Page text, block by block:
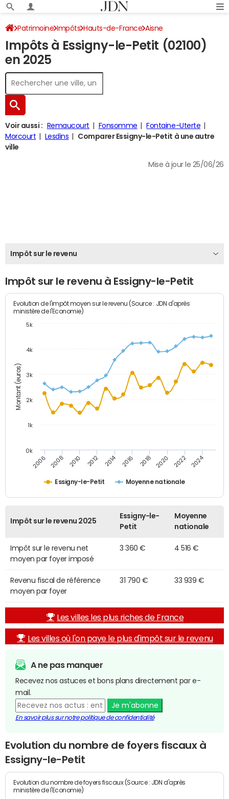
Patrimoine Impôts Hauts-de-France Aisne
Essigny-le-Petit Impôt sur le revenu
Impôts à Essigny-le-Petit (02100)
en 2025
Voir aussi : Remaucourt Fonsomme
Fontaine-Uterte
Morcourt
Lesdins
Comparer Essigny-le-Petit à une autre
ville
Mise à jour le 25/06/26
Impôt sur le revenu
Impôt sur le revenu à Essigny-le-Petit
Montant (euros)
Evolution de l'impôt moyen sur le revenu (Source : JDN d'après
ministère de l'Economie)
Essigny-le-Petit Moyenne nationale
2006 2008 2010 2012 2014 2016 2018 2020 2022 2024
0k
1k
2k
3k
4k
5k
Impôt sur le revenu 2025
Essigny-le-
Petit
Moyenne
nationale
Impôt sur le revenu net
moyen par foyer imposé
3 360 € 4 516 €
Revenu fiscal de référence
moyen par foyer
31 790 € 33 939 €
Les villes les plus riches de France
Les villes où l'on paye le plus d'impôt sur le revenu
A ne pas manquer
Recevez nos astuces et bons plans directement par e-
mail.
Je m'abonne
En savoir plus sur notre politique de confidentialité
Evolution du nombre de foyers fiscaux à
Essigny-le-Petit
Evolution du nombre de foyers fiscaux (Source : JDN d'après
ministère de l'Economie)